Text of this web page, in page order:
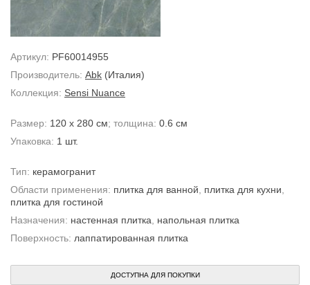
Артикул: PF60014955
Производитель: Abk (Италия)
Коллекция: Sensi Nuance
Размер: 120 x 280 см; толщина: 0.6 см
Упаковка: 1 шт.
Тип: керамогранит
Области применения: плитка для ванной плитка для кухни
плитка для гостиной
Назначения: настенная плитка
напольная плитка
Поверхность: лаппатированная плитка
ДОСТУПНА ДЛЯ ПОКУПКИ